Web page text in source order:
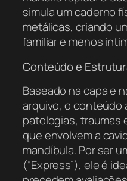
simula um caderno
metálicas, criando
familiar e menos
Conteúdo e
Baseado na capa e
arquivo, o conteúdo
patologias, traumas
que envolvem a
mandíbula. Por ser
(“Express”), ele é